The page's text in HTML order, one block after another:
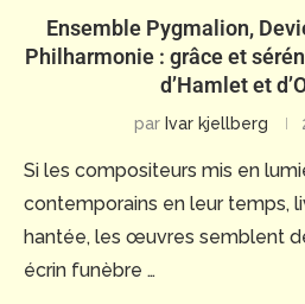
Ensemble Pygmalion,
Philharmonie : grâce et
d’Hamlet et
par Ivar kjellberg
Si les compositeurs mis en
contemporains en leur temps,
hantée, les œuvres semblent
écrin funèbre …